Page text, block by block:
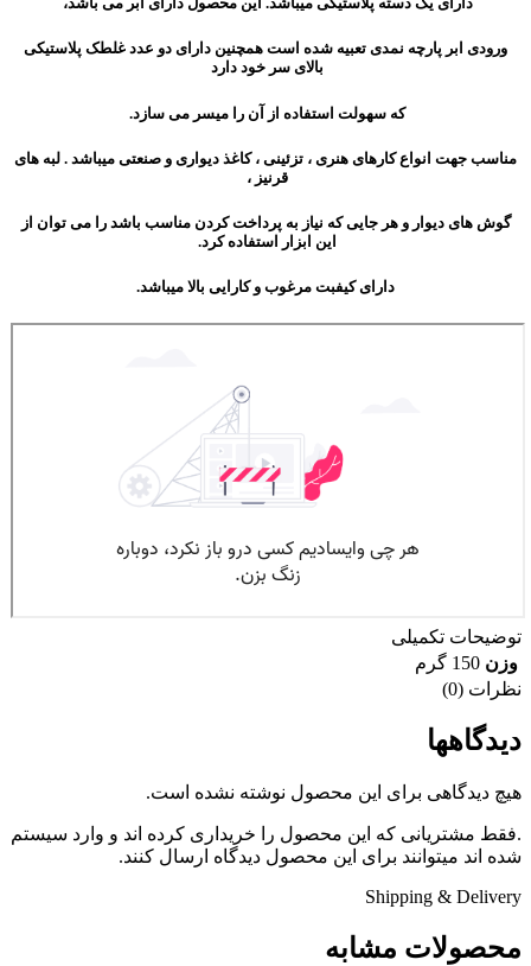
ورودی ابر پارچه نمدی تعبیه شده است همچنین دارای دو عدد غلطک پلاستیکی
بالای سر خود دارد
که سهولت استفاده از آن را میسر می سازد.
مناسب جهت انواع کارهای هنری ، تزئینی ، کاغذ دیواری و صنعتی میباشد . لبه های
قرنیز ،
گوش های دیوار و هر جایی که نیاز به پرداخت کردن مناسب باشد را می توان از
این ابزار استفاده کرد.
دارای کیفبت مرغوب و کارایی بالا میباشد.
توضیحات تکمیلی
وزن 150 گرم
نظرات (0)
دیدگاهها
هیچ دیدگاهی برای این محصول نوشته نشده است.
.فقط مشتریانی که این محصول را خریداری کرده اند و وارد سیستم
شده اند میتوانند برای این محصول دیدگاه ارسال کنند.
Shipping & Delivery
محصولات مشابه